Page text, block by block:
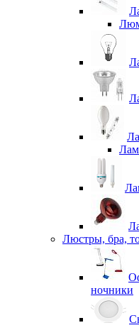
Люстры, бра,
ночники